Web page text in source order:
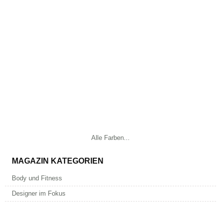
Alle Farben...
MAGAZIN KATEGORIEN
Body und Fitness
Designer im Fokus